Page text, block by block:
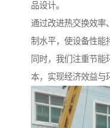
品设计。
通过改进热交换效率
制水平，使设备性能
同时，我们注重节
本，实现经济效益与